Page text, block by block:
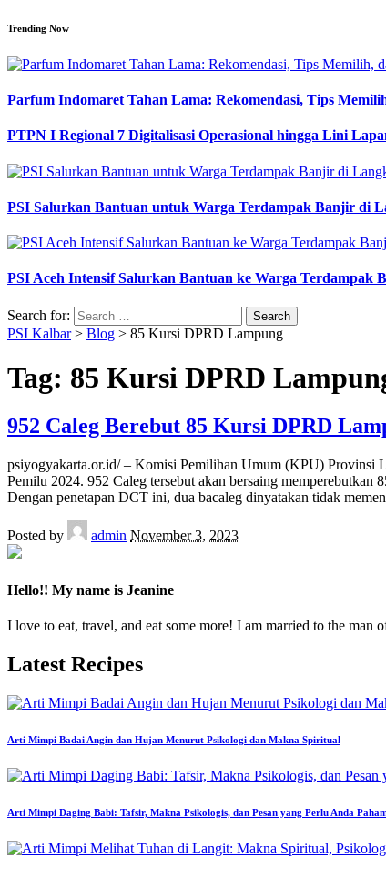
Trending Now
Parfum Indomaret Tahan Lama: Rekomendasi, Tips
PTPN I Regional 7 Digitalisasi Operasional hingga Lini
PSI Salurkan Bantuan untuk Warga Terdampak Banjir di
PSI Aceh Intensif Salurkan Bantuan ke Warga Terdampak
Search for:
PSI Kalbar> Blog > 85 Kursi DPRD Lampung
Tag: 85 Kursi DPRD
952 Caleg Berebut 85 Kursi DPRD
psiyogyakarta.or.id/ – Komisi Pemilihan Umum (KPU) Provinsi
Pemilu 2024. 952 Caleg tersebut akan bersaing
Dengan penetapan DCT ini, dua bacaleg dinyatakan tidak
Posted by admin November 3, 2023
Hello!! My name is Jeanine
I love to eat, travel, and eat some more! I am married to the man
Latest Recipes
Arti Mimpi Badai Angin dan Hujan Menurut Psikologi dan Makna Spiritual
Arti Mimpi Daging Babi: Tafsir, Makna Psikologis, dan Pesan yang Perlu Anda